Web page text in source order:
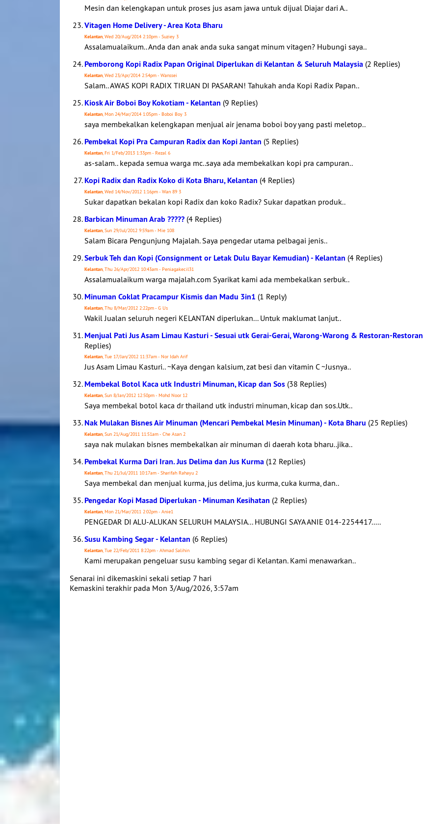
Mesin dan kelengkapan untuk proses jus asam jawa untuk dijual Diajar dari A..
Vitagen Home Delivery - Area Kota Bharu
Kelantan, Wed 20/Aug/2014 2:10pm - Suziey 3
Assalamualaikum.. Anda dan anak anda suka sangat minum vitagen? Hubungi saya..
Pemborong Kopi Radix Papan Original Diperlukan di Kelantan & Seluruh Malaysia (2 Replies)
Kelantan, Wed 23/Apr/2014 2:54pm - Wanssei
Salam.. AWAS KOPI RADIX TIRUAN DI PASARAN! Tahukah anda Kopi Radix Papan..
Kiosk Air Boboi Boy Kokotiam - Kelantan (9 Replies)
Kelantan, Mon 24/Mar/2014 1:05pm - Boboi Boy 3
saya membekalkan kelengkapan menjual air jenama boboi boy yang pasti meletop..
Pembekal Kopi Pra Campuran Radix dan Kopi Jantan (5 Replies)
Kelantan, Fri 1/Feb/2013 1:33pm - Rezal 6
as-salam.. kepada semua warga mc..saya ada membekalkan kopi pra campuran..
Kopi Radix dan Radix Koko di Kota Bharu, Kelantan (4 Replies)
Kelantan, Wed 14/Nov/2012 1:16pm - Wan 89 3
Sukar dapatkan bekalan kopi Radix dan koko Radix? Sukar dapatkan produk..
Barbican Minuman Arab ????? (4 Replies)
Kelantan, Sun 29/Jul/2012 9:59am - Mie 108
Salam Bicara Pengunjung Majalah. Saya pengedar utama pelbagai jenis..
Serbuk Teh dan Kopi (Consignment or Letak Dulu Bayar Kemudian) - Kelantan (4 Replies)
Kelantan, Thu 26/Apr/2012 10:43am - Peniagakecil31
Assalamualaikum warga majalah.com Syarikat kami ada membekalkan serbuk..
Minuman Coklat Pracampur Kismis dan Madu 3in1 (1 Reply)
Kelantan, Thu 8/Mar/2012 2:22pm - G Us
Wakil Jualan seluruh negeri KELANTAN diperlukan... Untuk maklumat lanjut..
Menjual Pati Jus Asam Limau Kasturi - Sesuai utk Gerai-Gerai, Warong-Warong & Restoran-Restoran
Replies)
Kelantan, Tue 17/Jan/2012 11:37am - Nor Idah Arif
Jus Asam Limau Kasturi.. ~Kaya dengan kalsium, zat besi dan vitamin C ~Jusnya..
Membekal Botol Kaca utk Industri Minuman, Kicap dan Sos (38 Replies)
Kelantan, Sun 8/Jan/2012 12:50pm - Mohd Noor 12
Saya membekal botol kaca dr thailand utk industri minuman, kicap dan sos.Utk..
Nak Mulakan Bisnes Air Minuman (Mencari Pembekal Mesin Minuman) - Kota Bharu (25 Replies)
Kelantan, Sun 21/Aug/2011 11:51am - Che Asan 2
saya nak mulakan bisnes membekalkan air minuman di daerah kota bharu..jika..
Pembekal Kurma Dari Iran. Jus Delima dan Jus Kurma (12 Replies)
Kelantan, Thu 21/Jul/2011 10:17am - Sharifah Rahayu 2
Saya membekal dan menjual kurma, jus delima, jus kurma, cuka kurma, dan..
Pengedar Kopi Masad Diperlukan - Minuman Kesihatan (2 Replies)
Kelantan, Mon 21/Mar/2011 2:02pm - Anie1
PENGEDAR DI ALU-ALUKAN SELURUH MALAYSIA... HUBUNGI SAYA ANIE 014-2254417.....
Susu Kambing Segar - Kelantan (6 Replies)
Kelantan, Tue 22/Feb/2011 8:22pm - Ahmad Salihin
Kami merupakan pengeluar susu kambing segar di Kelantan. Kami menawarkan..
Senarai ini dikemaskini sekali setiap 7 hari
Kemaskini terakhir pada Mon 3/Aug/2026, 3:57am